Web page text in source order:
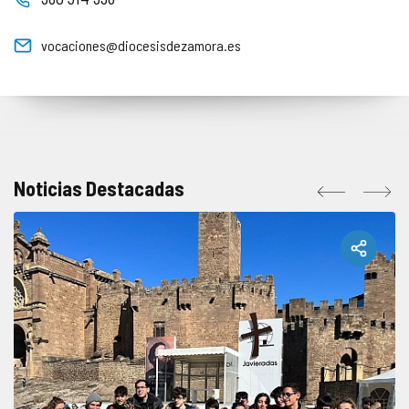
vocaciones@diocesisdezamora.es
Noticias Destacadas